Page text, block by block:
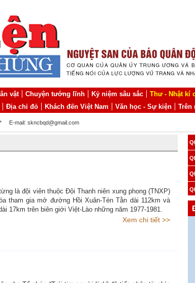
vật Chuyện tướng lĩnh Kỷ niệm sâu sắc Thư - Nhật kí
Địa chỉ đỏ Khách đến Việt Nam Văn học - Sự kiện Trên
E-mail: skncbqd@gmail.com
là đội viên thuộc Đội Thanh niên xung phong (TNXP)
tham gia mở đường Hồi Xuân-Tén Tằn dài 112km và
17km trên biên giới Việt-Lào những năm 1977-1981.
Xem chi tiết >>